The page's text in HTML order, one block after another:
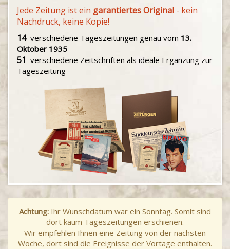
Jede Zeitung ist ein garantiertes Original - kein
Nachdruck, keine Kopie!
14verschiedene Tageszeitungen genau vom 13.
Oktober 1935
51 verschiedene Zeitschriften als ideale Ergänzung zur
Tageszeitung
Achtung: Ihr Wunschdatum war ein Sonntag. Somit sind
dort kaum Tageszeitungen erschienen.
Wir empfehlen Ihnen eine Zeitung von der nächsten
Woche, dort sind die Ereignisse der Vortage enthalten.